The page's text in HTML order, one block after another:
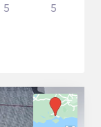
5 5